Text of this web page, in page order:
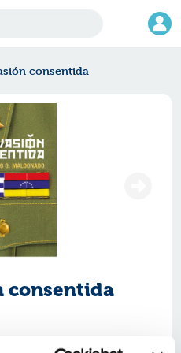
consentida
consentida